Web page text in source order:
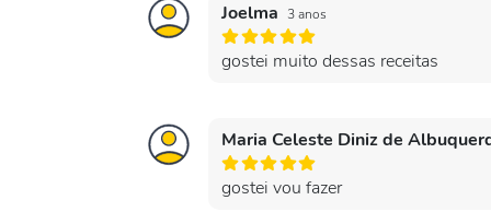
Joelma 3 anos
gostei muito dessas receitas
Maria Celeste Diniz de
gostei vou fazer